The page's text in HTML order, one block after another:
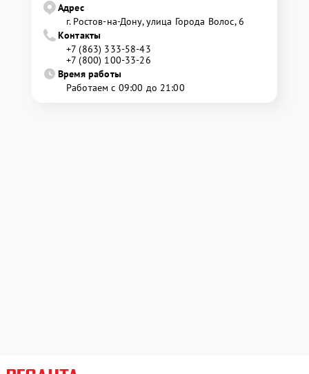
Адрес
г. Ростов-на-Дону, улица Города Волос, 6
Контакты
+7 (863) 333-58-43
+7 (800) 100-33-26
Время работы
Работаем с 09:00 до 21:00